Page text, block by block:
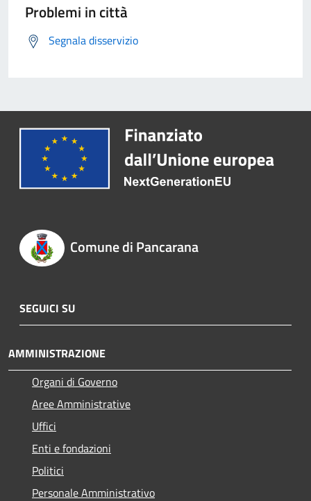
Problemi in città
Segnala disservizio
Comune di Pancarana
SEGUICI SU
AMMINISTRAZIONE
Organi di Governo
Aree Amministrative
Uffici
Enti e fondazioni
Politici
Personale Amministrativo